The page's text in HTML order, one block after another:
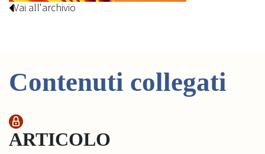
Vai all'archivio
Contenuti collegati
ARTICOLO